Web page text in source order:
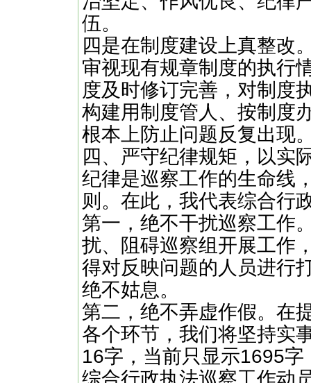
伍。
四是在制度建设上真整改
审视现有规章制度的执行
度及时修订完善，对制度
构建用制度管人、按制度
根本上防止问题反复出现
四、严守纪律规矩，以实
纪律是巡察工作的生命线
则。在此，我代表综合行
第一，绝不干扰巡察工作
扰、阻碍巡察组开展工作
得对反映问题的人员进行
绝不姑息。
第二，绝不弄虚作假。‌在
各个环节，我们将坚持
16字，当前只显示1695
综合行政执法巡察工作动